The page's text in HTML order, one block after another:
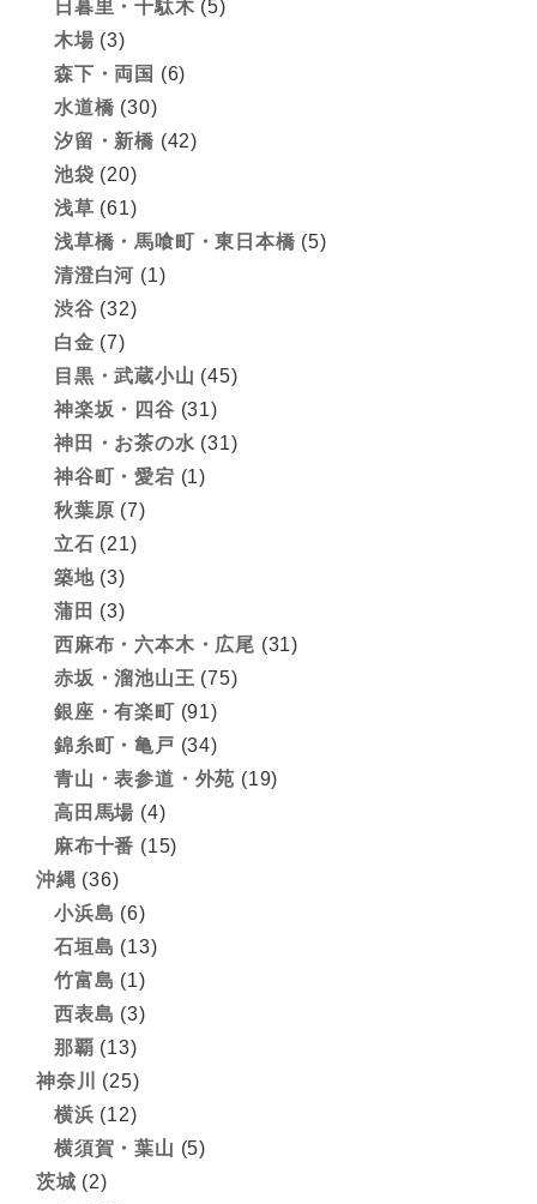
日暮里・千駄木 (5)
木場 (3)
森下・両国 (6)
水道橋 (30)
汐留・新橋 (42)
池袋 (20)
浅草 (61)
浅草橋・馬喰町・東日本橋 (5)
清澄白河 (1)
渋谷 (32)
白金 (7)
目黒・武蔵小山 (45)
神楽坂・四谷 (31)
神田・お茶の水 (31)
神谷町・愛宕 (1)
秋葉原 (7)
立石 (21)
築地(3)
蒲田 (3)
西麻布・六本木・広尾 (31)
赤坂・溜池山王 (75)
銀座・有楽町 (91)
錦糸町・亀戸 (34)
青山・表参道・外苑 (19)
高田馬場 (4)
麻布十番 (15)
沖縄 (36)
小浜島 (6)
石垣島 (13)
竹富島 (1)
西表島 (3)
那覇 (13)
神奈川
(25)
横浜 (12)
横須賀・葉山 (5)
茨城 (2)